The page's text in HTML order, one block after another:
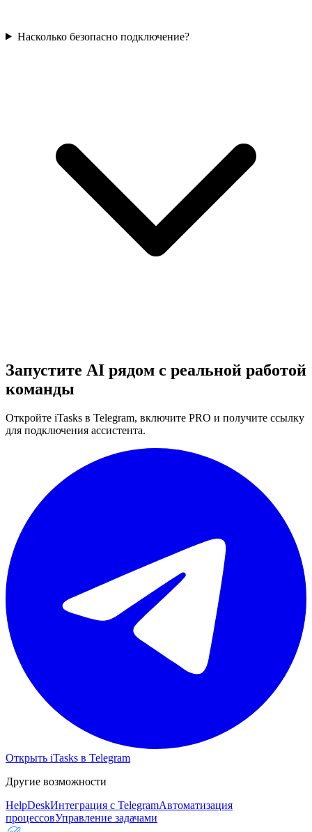
Запустите AI рядом с реальной работой
команды
Откройте iTasks в Telegram, включите PRO и получите ссылку
для подключения ассистента.
Открыть iTasks в Telegram
Другие возможности